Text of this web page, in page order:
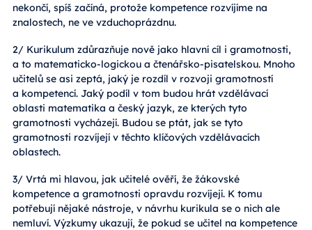
nekončí, spíš začíná, protože kompetence rozvíjíme na
znalostech, ne ve vzduchoprázdnu.
2/ Kurikulum zdůrazňuje nově jako hlavní cíl i gramotnosti,
a to matematicko-logickou a čtenářsko-pisatelskou. Mnoho
učitelů se asi zeptá, jaký je rozdíl v rozvoji gramotností
a kompetencí. Jaký podíl v tom budou hrát vzdělávací
oblasti matematika a český jazyk, ze kterých tyto
gramotnosti vycházejí. Budou se ptát, jak se tyto
gramotnosti rozvíjejí v těchto klíčových vzdělávacích
oblastech.
3/ Vrtá mi hlavou, jak učitelé ověří, že žákovské
kompetence a gramotnosti opravdu rozvíjejí. K tomu
potřebují nějaké nástroje, v návrhu kurikula se o nich ale
nemluví. Výzkumy ukazují, že pokud se učitel na kompetence